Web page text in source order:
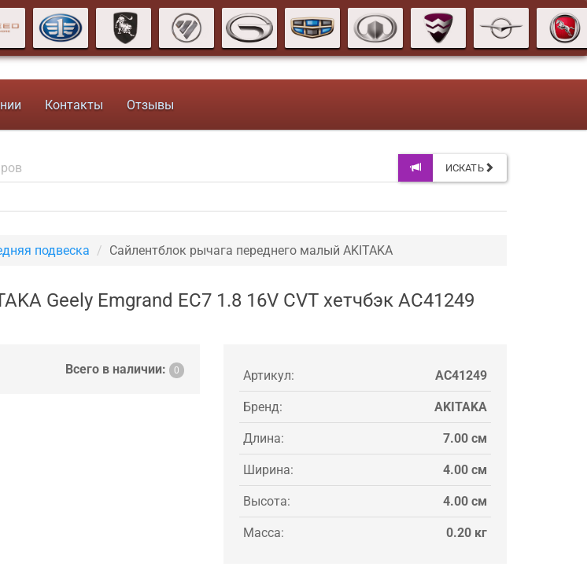
Контакты Отзывы
ИСКАТЬ
подвеска Сайлентблок рычага переднего малый AKITAKA
Geely Emgrand EC7 1.8 16V CVT хетчбэк AC41249
Всего в наличии: 0 Артикул: AC41249
Бренд: AKITAKA
Длина: 7.00 см
Ширина: 4.00 см
Высота: 4.00 см
Масса: 0.20 кг